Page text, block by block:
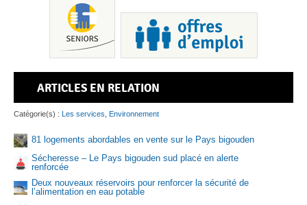
ARTICLES EN RELATION
Catégorie(s) : Les services Environnement
81 logements abordables en vente sur le Pays bigouden
Sécheresse – Le Pays bigouden sud placé en alerte
renforcée
Deux nouveaux réservoirs pour renforcer la sécurité de
l’alimentation en eau potable